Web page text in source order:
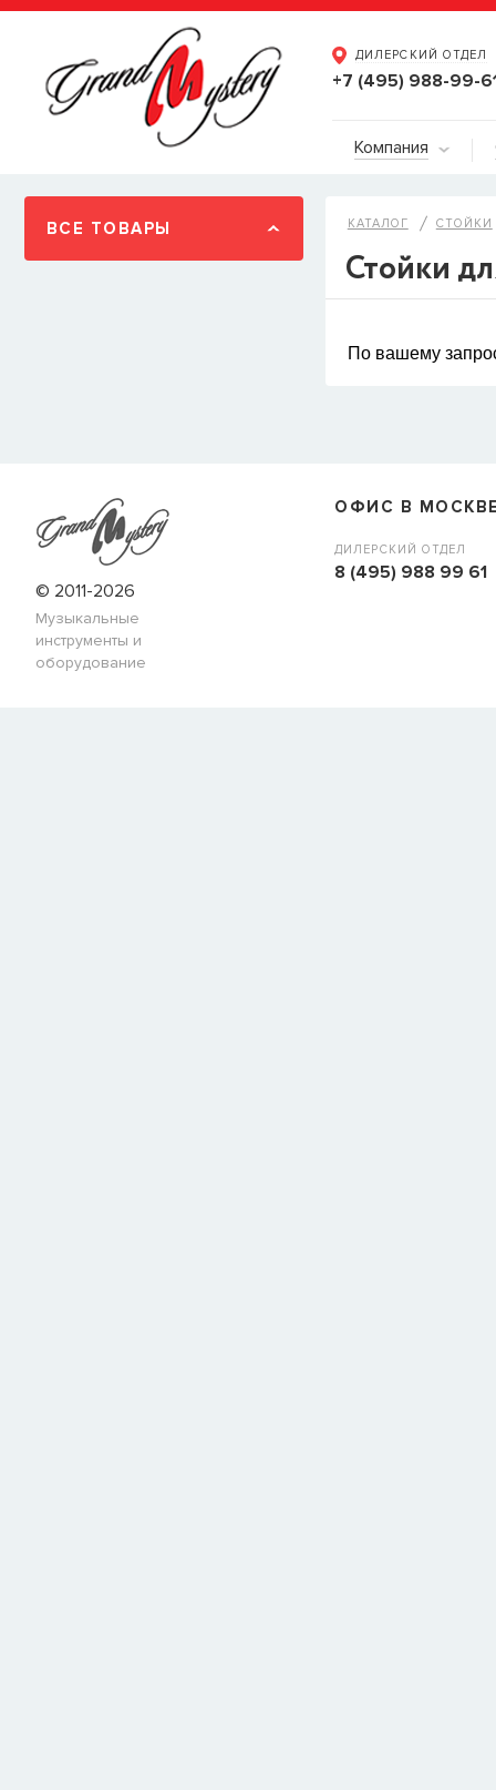
ДИЛЕРСКИЙ ОТДЕЛ
+7 (495) 988-99-
Компания
ВСЕ ТОВАРЫ КАТАЛОГ СТОЙКИ
Стойки
По вашему
© 2011-2026
Музыкальные
инструменты и
оборудование
ОФИС В
ДИЛЕРСКИЙ ОТДЕЛ
8 (495) 988 99 61